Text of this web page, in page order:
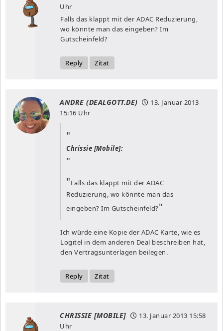
Uhr
Falls das klappt mit der ADAC Reduzierung,
wo könnte man das eingeben? Im
Gutscheinfeld?
Reply Zitat
ANDRE (DEALGOTT.DE)
13. Januar 2013
15:16 Uhr
Chrissie [Mobile]:
Falls das klappt mit der ADAC
Reduzierung, wo könnte man das
eingeben? Im Gutscheinfeld?
Ich würde eine Kopie der ADAC Karte, wie es
Logitel in dem anderen Deal beschreiben hat,
den Vertragsunterlagen beilegen.
Reply Zitat
CHRISSIE [MOBILE] 13. Januar 2013 15:58
Uhr